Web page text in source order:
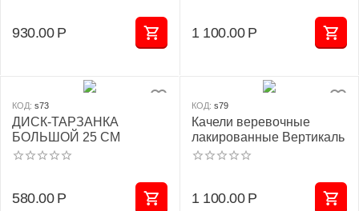
930.00 Р 1 100.00 Р
КОД: s73
ДИСК-ТАРЗАНКА
БОЛЬШОЙ 25 СМ
580.00 Р
КОД: s79
Качели веревочные
лакированные Вертикаль
1 100.00 Р